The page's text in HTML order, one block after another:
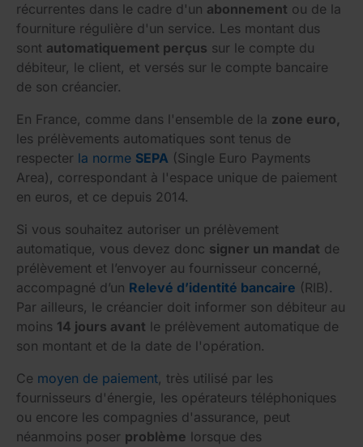
récurrentes dans le cadre d'un abonnement ou de la
fourniture régulière d'un service. Les montant dus
sont automatiquement perçus sur le compte du
débiteur, le client, et versés sur le compte bancaire
de son créancier.
En France, comme dans l'ensemble de la zone euro,
les prélèvements automatiques sont tenus de
respecter la norme SEPA (Single Euro Payments
Area), correspondant à l'espace unique de paiement
en euros, et ce depuis 2014.
Si vous souhaitez autoriser un prélèvement
automatique, vous devez donc signer un mandat de
prélèvement et l’envoyer au fournisseur concerné,
accompagné d’un Relevé d’identité bancaire (RIB).
Par ailleurs, le créancier doit informer son débiteur au
moins 14 jours avant le prélèvement automatique de
son montant et de la date de l'opération.
Ce moyen de paiement, très utilisé par les
fournisseurs d'énergie, les opérateurs téléphoniques
ou encore les compagnies d'assurance, peut
néanmoins poser problème lorsque des